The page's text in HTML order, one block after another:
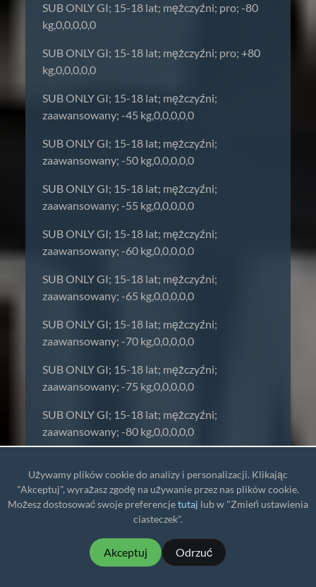
SUB ONLY GI; 15-18 lat; mężczyźni; pro; -80
kg,0,0,0,0,0
SUB ONLY GI; 15-18 lat; mężczyźni; pro; +80
kg,0,0,0,0,0
SUB ONLY GI; 15-18 lat; mężczyźni;
zaawansowany; -45 kg,0,0,0,0,0
SUB ONLY GI; 15-18 lat; mężczyźni;
zaawansowany; -50 kg,0,0,0,0,0
SUB ONLY GI; 15-18 lat; mężczyźni;
zaawansowany; -55 kg,0,0,0,0,0
SUB ONLY GI; 15-18 lat; mężczyźni;
zaawansowany; -60 kg,0,0,0,0,0
SUB ONLY GI; 15-18 lat; mężczyźni;
zaawansowany; -65 kg,0,0,0,0,0
SUB ONLY GI; 15-18 lat; mężczyźni;
zaawansowany; -70 kg,0,0,0,0,0
SUB ONLY GI; 15-18 lat; mężczyźni;
zaawansowany; -75 kg,0,0,0,0,0
SUB ONLY GI; 15-18 lat; mężczyźni;
zaawansowany; -80 kg,0,0,0,0,0
zaawansowany; +80 kg,0,0,0,0,0
SUB ONLY GI; 15-18 lat; mężczyźni; średnio-
zaawansowany; -45 kg,0,0,0,0,0
SUB ONLY GI; 15-18 lat; mężczyźni; średnio-
zaawansowany; -50 kg,0,0,0,0,0
Używamy plików cookie do analizy i personalizacji. Klikając
"Akceptuj", wyrażasz zgodę na używanie przez nas plików cookie.
Możesz dostosować swoje preferencjetutaj lub w "Zmień ustawienia
ciasteczek".
Akceptuj Odrzuć